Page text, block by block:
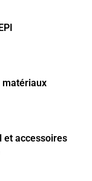
matériaux
et accessoires